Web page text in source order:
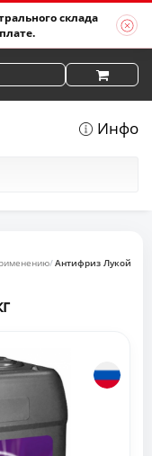
склада
Инфо
Антифриз Лукойл